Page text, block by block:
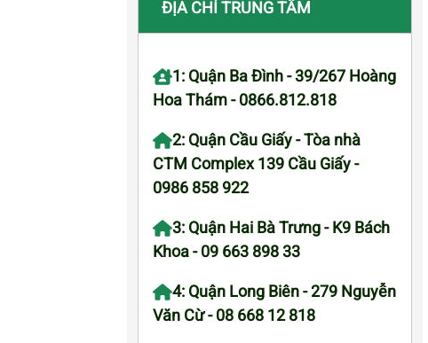
ĐỊA CHỈ TRUNG TÂM
1: Quận Ba Đình - 39/267 Hoàng
Hoa Thám - 0866.812.818
2: Quận Cầu Giấy - Tòa nhà
CTM Complex 139 Cầu Giấy -
0986 858 922
3: Quận Hai Bà Trưng - K9 Bách
Khoa - 09 663 898 33
4: Quận Long Biên - 279 Nguyễn
Văn Cừ - 08 668 12 818